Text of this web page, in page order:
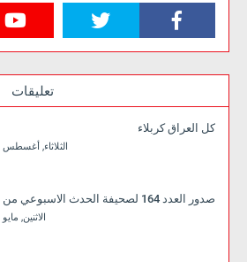
تعليقات
كل العراق كربلاء
الثلاثاء, أغسطس 11, 2020
صدور العدد 164 لصحيفة الحدث الاسبوعي من لندن
الاثنين, مايو 12, 2025